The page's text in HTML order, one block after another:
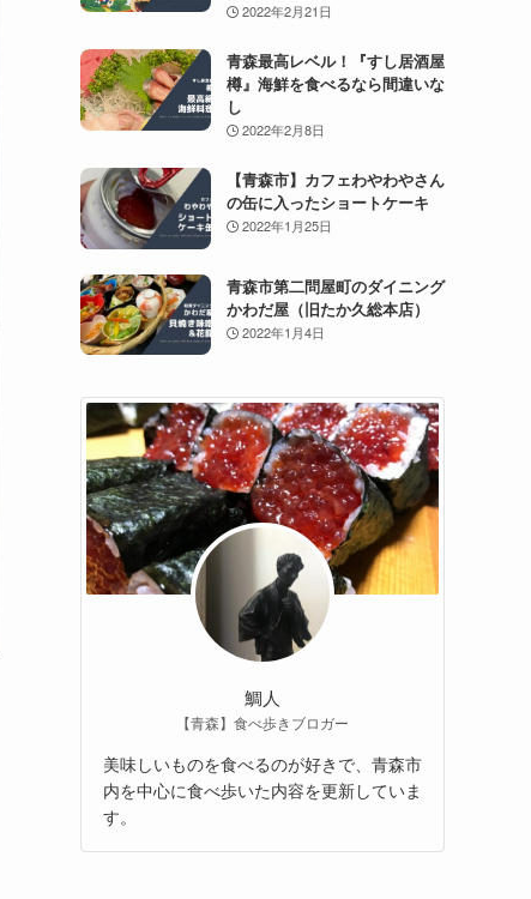
2022年2月21日
青森最高レベル！『すし居酒屋
樽』海鮮を食べるなら間違いな
し
2022年2月8日
【青森市】カフェわやわやさん
の缶に入ったショートケーキ
2022年1月25日
青森市第二問屋町のダイニング
かわだ屋（旧たか久総本店）
2022年1月4日
鯛人
【青森】食べ歩きブロガー
美味しいものを食べるのが好きで、青森市
内を中心に食べ歩いた内容を更新していま
す。